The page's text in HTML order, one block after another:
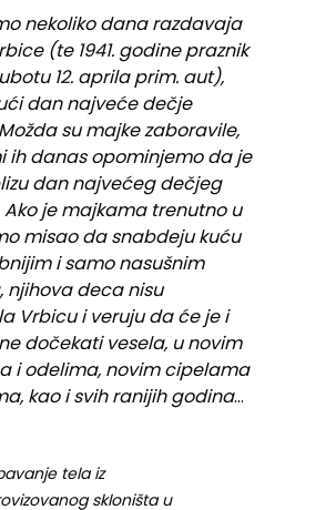
nekoliko dana razdavaja
(te 1941. godine praznik
12. aprila prim. aut),
dan najveće dečje
su majke zaboravile,
ih danas opominjemo da je
dan najvećeg dečjeg
Ako je majkama trenutno u
misao da snabdeju kuću
i samo nasušnim
njihova deca nisu
Vrbicu i veruju da će je i
dočekati vesela, u novim
i odelima, novim cipelama
kao i svih ranijih godina…
tela iz
skloništa u